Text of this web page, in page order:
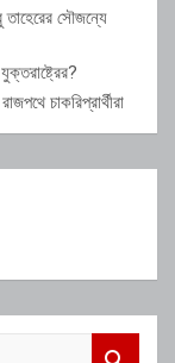
তাহেরের সৌজন্যে
চাকরিপ্রার্থীরা